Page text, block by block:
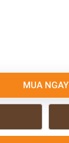
MUA NGAY